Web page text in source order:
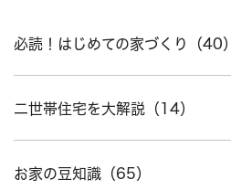
必読！はじめての家づくり（40）
二世帯住宅を大解説（14）
お家の豆知識（65）